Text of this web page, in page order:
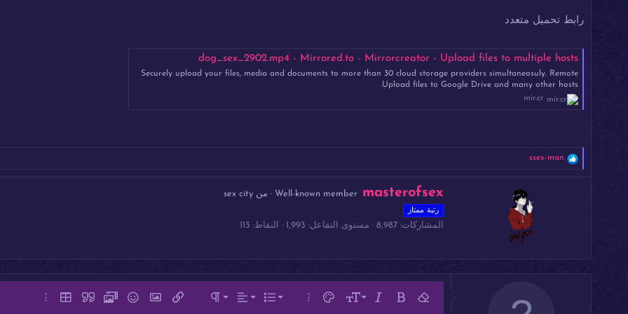
رابط تحميل متعدد
dog_sex_2902.mp4 - Mirrored.to - Mirrorcreator - Upload files to multiple hosts
Securely upload your files, media and documents to more than 30 cloud storage providers simultaneosuly. Remote
Upload files to Google Drive and many other hosts.
mir.cr
اssex-man
ك
ب
ب
ط
masterofsex
Well-known member
· من sex city
رتبة ممتاز
المشاركات 8,987 مستوى التفاعل 1,993 النقاط 113
إزالة التنسيق
غامق مائل حجم الخط
9
لون النصخيارات إضافية…
قائمة قائمة مرتبة
المحاذاة محاذاة لليسار تنسيق الفقرة عادي إدراج رابطإدراج صورة
الإبتسامات
ميديا إقتباسإدراج جدول
خيارات